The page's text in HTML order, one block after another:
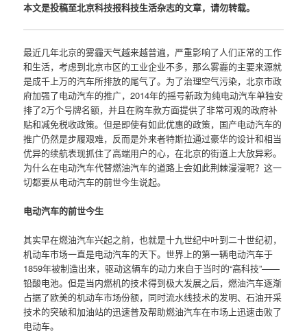
本文是投稿至北京科技报科技生活杂志的文章，请勿转载。
最近几年北京的雾霾天气越来越普遍，严重影响了人们正常的工作
和生活，考虑到北京市区的工业企业不多，那么雾霾的主要来源就
是成千上万的汽车所排放的尾气了。为了治理空气污染，北京市政
府加强了电动汽车的推广，2014年的摇号新政为纯电动汽车单独安
排了2万个号牌名额，并且在购车款方面提供了非常可观的政府补
贴和减免税收政策。但是即使有如此优惠的政策，国产电动汽车的
推广仍然是步履艰难，反而是外来者特斯拉通过豪华的设计和相当
优异的续航表现抓住了高端用户的心，在北京的街道上大放异彩。
为什么在电动汽车代替燃油汽车的道路上会如此荆棘漫漫呢？这一
切都要从电动汽车的前世今生说起。
电动汽车的前世今生
其实早在燃油汽车兴起之前，也就是十九世纪中叶到二十世纪初，
机动车市场一直是电动汽车的天下。世界上的第一辆电动汽车于
1859年被制造出来，驱动这辆车的动力来自于当时的“高科技”——
铅酸电池。但是当内燃机的技术得到极大发展之后，燃油汽车逐渐
占据了欧美的机动车市场份额，同时流水线技术的发明、石油开采
技术的突破和加油站的迅速普及帮助燃油汽车在市场上迅速击败了
电动车。